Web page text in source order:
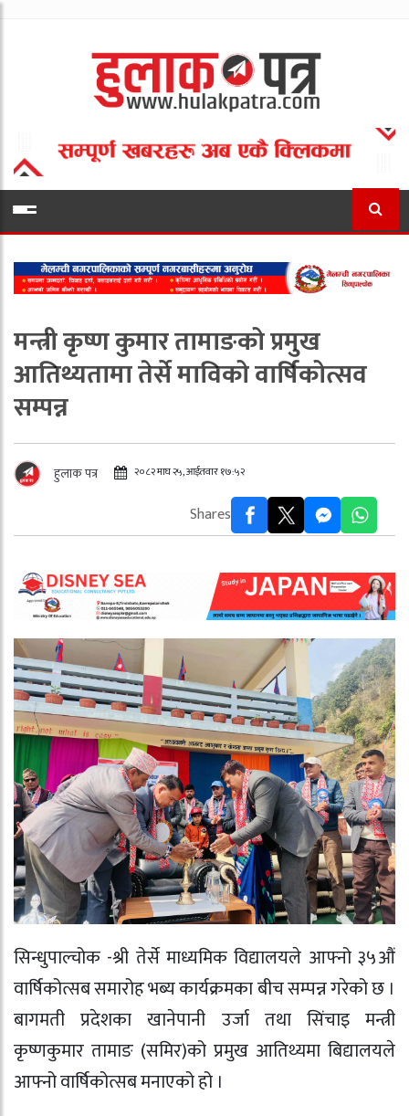
मन्त्री कृष्ण कुमार तामाङको प्रमुख
आतिथ्यतामा तेर्से माविको वार्षिकोत्सव
सम्पन्न
हुलाक पत्र २०८२ माघ २५, आईतवार १७:५२
Shares
सिन्धुपाल्चोक -श्री तेर्से माध्यमिक विद्यालयले आफ्नो ३५औं
वार्षिकोत्सब समारोह भब्य कार्यक्रमका बीच सम्पन्न गरेको छ ।
बागमती प्रदेशका खानेपानी उर्जा तथा सिंचाइ मन्त्री
कृष्णकुमार तामाङ (समिर)को प्रमुख आतिथ्यमा बिद्यालयले
आफ्नो वार्षिकोत्सब मनाएको हो ।